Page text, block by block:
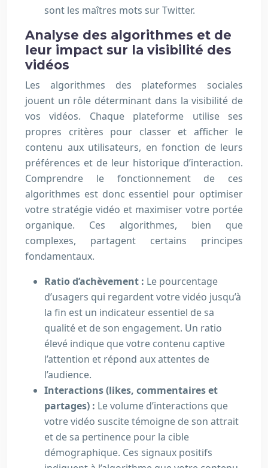
sont les maîtres mots sur Twitter.
Analyse des algorithmes et de
leur impact sur la visibilité des
vidéos
Les algorithmes des plateformes sociales
jouent un rôle déterminant dans la visibilité de
vos vidéos. Chaque plateforme utilise ses
propres critères pour classer et afficher le
contenu aux utilisateurs, en fonction de leurs
préférences et de leur historique d’interaction.
Comprendre le fonctionnement de ces
algorithmes est donc essentiel pour optimiser
votre stratégie vidéo et maximiser votre portée
organique. Ces algorithmes, bien que
complexes, partagent certains principes
fondamentaux.
Ratio d’achèvement : Le pourcentage
d’usagers qui regardent votre vidéo jusqu’à
la fin est un indicateur essentiel de sa
qualité et de son engagement. Un ratio
élevé indique que votre contenu captive
l’attention et répond aux attentes de
l’audience.
Interactions (likes, commentaires et
partages) : Le volume d’interactions que
votre vidéo suscite témoigne de son attrait
et de sa pertinence pour la cible
démographique. Ces signaux positifs